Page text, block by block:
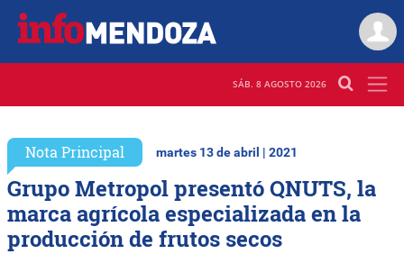
SÁB. 8 AGOSTO 2026
Nota Principal martes 13 de abril | 2021
Grupo Metropol presentó QNUTS, la
marca agrícola especializada en la
producción de frutos secos